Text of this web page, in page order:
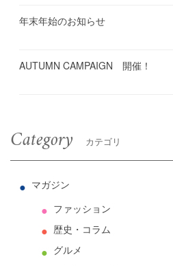
年末年始のお知らせ
AUTUMN CAMPAIGN 開催！
Category カテゴリ
マガジン
ファッション
歴史・コラム
グルメ